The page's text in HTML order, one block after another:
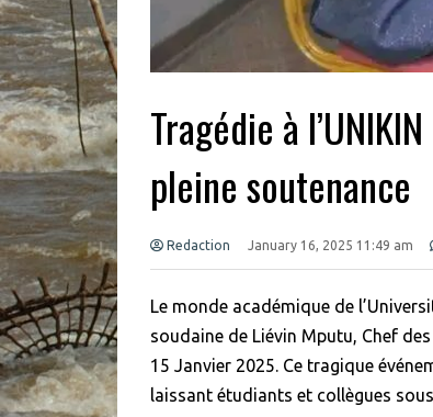
Tragédie à
pleine soutenance
Redaction January 16, 2025 11:49 am
Le monde académique de
soudaine de Liévin Mputu, Chef
15 Janvier 2025. Ce tragique
laissant étudiants et collègues